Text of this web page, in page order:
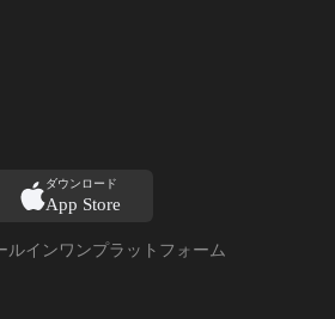
ダウンロード
App Store
インワンプラットフォーム